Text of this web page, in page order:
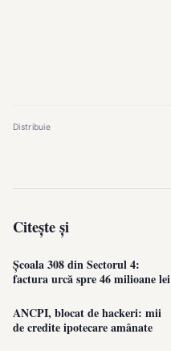
Distribuie
Citește și
Școala 308 din Sectorul 4:
factura urcă spre 46 milioane lei
ANCPI, blocat de hackeri: mii
de credite ipotecare amânate